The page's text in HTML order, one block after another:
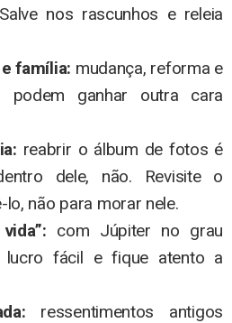
nos rascunhos e releia
família: mudança, reforma e
podem ganhar outra cara
reabrir o álbum de fotos é
dele, não. Revisite o
não para morar nele.
com Júpiter no grau
lucro fácil e fique atento a
ressentimentos antigos